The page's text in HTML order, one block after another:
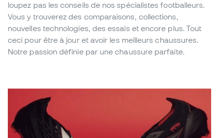
loupez pas les conseils de nos spécialistes footballeurs.
Vous y trouverez des comparaisons, collections,
nouvelles technologies, des essais et encore plus. Tout
ceci pour être à jour et avoir les meilleurs chaussures.
Notre passion définie par une chaussure parfaite.